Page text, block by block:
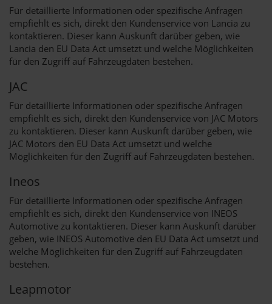
Für detaillierte Informationen oder spezifische Anfragen
empfiehlt es sich, direkt den Kundenservice von Lancia zu
kontaktieren. Dieser kann Auskunft darüber geben, wie
Lancia den EU Data Act umsetzt und welche Möglichkeiten
für den Zugriff auf Fahrzeugdaten bestehen.
JAC
Für detaillierte Informationen oder spezifische Anfragen
empfiehlt es sich, direkt den Kundenservice von JAC Motors
zu kontaktieren. Dieser kann Auskunft darüber geben, wie
JAC Motors den EU Data Act umsetzt und welche
Möglichkeiten für den Zugriff auf Fahrzeugdaten bestehen.
Ineos
Für detaillierte Informationen oder spezifische Anfragen
empfiehlt es sich, direkt den Kundenservice von INEOS
Automotive zu kontaktieren. Dieser kann Auskunft darüber
geben, wie INEOS Automotive den EU Data Act umsetzt und
welche Möglichkeiten für den Zugriff auf Fahrzeugdaten
bestehen.
Leapmotor